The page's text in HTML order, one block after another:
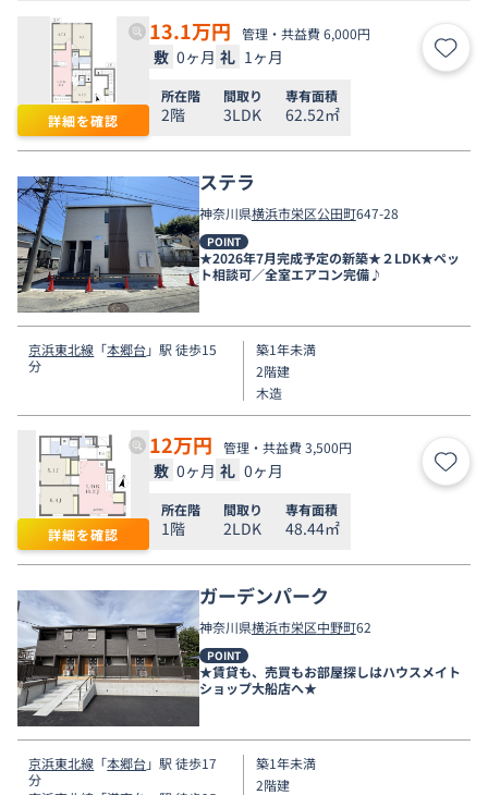
詳細を確認
13.1万円 管理・共益費 6,000円
敷 0ヶ月 礼 1ヶ月 お気
所在階
2階
間取り
3LDK
専有面積
62.52㎡
ステラ
神奈川県横浜市栄区公田町647-28
POINT
★2026年7月完成予定の新築★２LDK★ペッ
ト相談可／全室エアコン完備♪
京浜東北線 「本郷台」駅 徒歩15
分
築1年未満
2階建
木造
詳細を確認
12万円 管理・共益費 3,500円
敷 0ヶ月 礼 0ヶ月 お気
所在階
1階
間取り
2LDK
専有面積
48.44㎡
ガーデンパーク
神奈川県横浜市栄区中野町62
POINT
★賃貸も、売買もお部屋探しはハウスメイト
ショップ大船店へ★
京浜東北線 「本郷台」駅 徒歩17
分
築1年未満
2階建